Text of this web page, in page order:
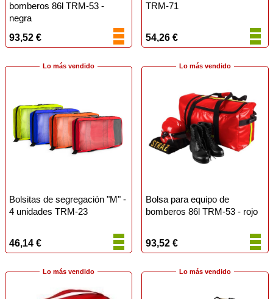
bomberos 86l TRM-53 -
negra
93,52 €
TRM-71
54,26 €
Lo más vendido
Bolsitas de segregación "M" -
4 unidades TRM-23
46,14 €
Lo más vendido
Bolsa para equipo de
bomberos 86l TRM-53 - rojo
93,52 €
Lo más vendido Lo más vendido